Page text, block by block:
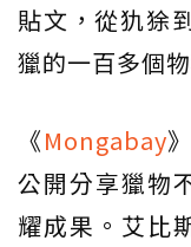
貼文，從犰狳
獵的一百多個
《Mongabay
公開分享獵物
耀成果。艾比